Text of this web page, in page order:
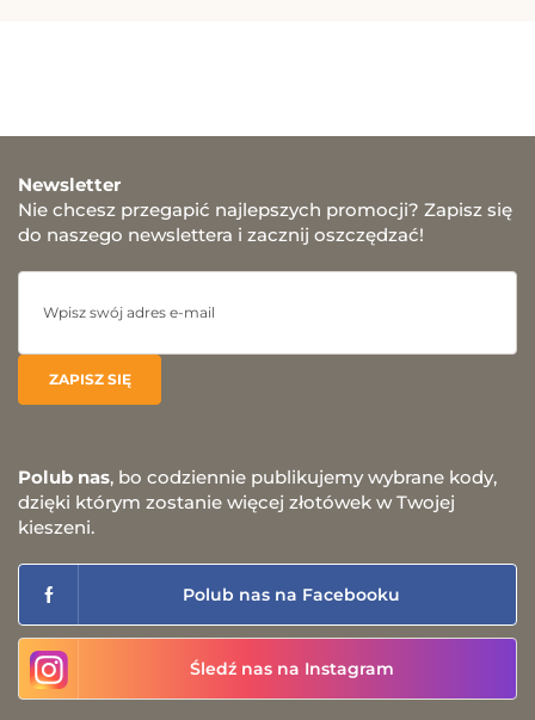
Newsletter
Nie chcesz przegapić najlepszych promocji? Zapisz się
do naszego newslettera i zacznij oszczędzać!
Polub nas, bo codziennie publikujemy wybrane kody,
dzięki którym zostanie więcej złotówek w Twojej
kieszeni.
Polub nas na Facebooku
Śledź nas na Instagram